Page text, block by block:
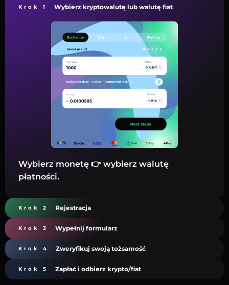
Krok 1 Wybierz kryptowalutę lub walutę fiat
Wybierz monetę 👉 wybierz walutę
płatności.
Krok 2 Rejestracja
Krok 3 Wypełnij formularz
Krok 4 Zweryfikuj swoją tożsamość
Krok 5 Zapłać i odbierz krypto/fiat